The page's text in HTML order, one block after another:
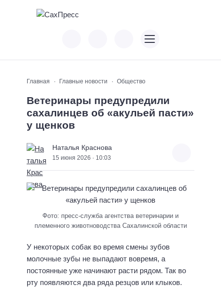
Главная Главные новости Общество
Ветеринары предупредили
сахалинцев об «акульей пасти»
у щенков
Наталья Краснова
15 июня 2026 · 10:03
Фото: пресс-служба агентства ветеринарии и
племенного животноводства Сахалинской области
У некоторых собак во время смены зубов
молочные зубы не выпадают вовремя, а
постоянные уже начинают расти рядом. Так во
рту появляются два ряда резцов или клыков.